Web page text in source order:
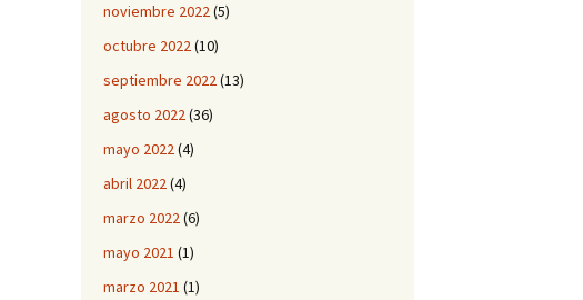
noviembre 2022(5)
octubre 2022(10)
septiembre 2022(13)
agosto 2022(36)
mayo 2022(4)
abril 2022(4)
marzo 2022(6)
mayo 2021 (1)
marzo 2021 (1)